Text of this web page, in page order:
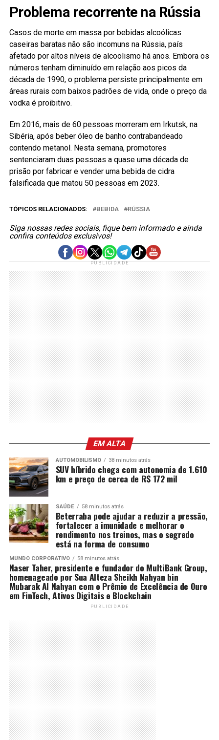
Problema recorrente na Rússia
Casos de morte em massa por bebidas alcoólicas
caseiras baratas não são incomuns na Rússia, país
afetado por altos níveis de alcoolismo há anos. Embora os
números tenham diminuído em relação aos picos da
década de 1990, o problema persiste principalmente em
áreas rurais com baixos padrões de vida, onde o preço da
vodka é proibitivo.
Em 2016, mais de 60 pessoas morreram em Irkutsk, na
Sibéria, após beber óleo de banho contrabandeado
contendo metanol. Nesta semana, promotores
sentenciaram duas pessoas a quase uma década de
prisão por fabricar e vender uma bebida de cidra
falsificada que matou 50 pessoas em 2023.
TÓPICOS RELACIONADOS: BEBIDA RÚSSIA
Siga nossas redes sociais, fique bem informado e ainda
confira conteúdos exclusivos!
PUBLICIDADE
EM ALTA
AUTOMOBILISMO 38 minutos atrás
SUV híbrido chega com autonomia de 1.610
km e preço de cerca de R$ 172 mil
SAÚDE 58 minutos atrás
Beterraba pode ajudar a reduzir a pressão,
fortalecer a imunidade e melhorar o
rendimento nos treinos, mas o segredo
está na forma de consumo
MUNDO CORPORATIVO 58 minutos atrás
Naser Taher, presidente e fundador do MultiBank Group,
homenageado por Sua Alteza Sheikh Nahyan bin
Mubarak Al Nahyan com o Prêmio de Excelência de Ouro
em FinTech, Ativos Digitais e Blockchain
PUBLICIDADE